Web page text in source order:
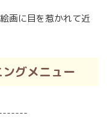
画に目を惹かれて近
グメニュー